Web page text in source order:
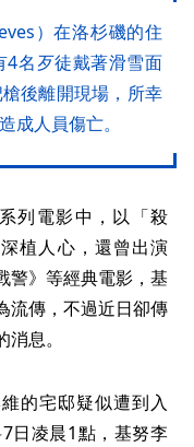
）在洛杉磯的住
4名歹徒戴著滑雪面
後離開現場，所幸
成人員傷亡。
列電影中，以「殺
植人心，還曾出演
警》等經典電影，基
流傳，不過近日卻傳
息。
的宅邸疑似遭到入
日凌晨1點，基努李